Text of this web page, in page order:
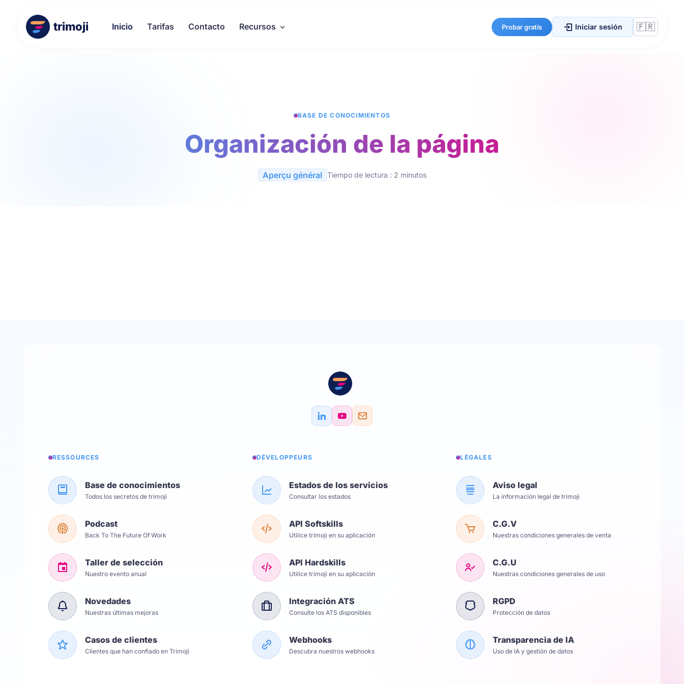
trimoji Inicio Tarifas Contacto Recursos Probar gratis Iniciar sesión
BASE DE CONOCIMIENTOS
Organización de la página
Aperçu général Tiempo de lectura : 2 minutos
RESSOURCES
Base de conocimientos
Todos los secretos de trimoji
Podcast
Back To The Future Of Work
Taller de selección
Nuestro evento anual
Novedades
Nuestras últimas mejoras
Casos de clientes
Clientes que han confiado en Trimoji
DÉVELOPPEURS
Estados de los servicios
Consultar los estados
API Softskills
Utilice trimoji en su aplicación
API Hardskills
Utilice trimoji en su aplicación
Integración ATS
Consulte los ATS disponibles
Webhooks
Descubra nuestros webhooks
LÉGALES
Aviso legal
La información legal de trimoji
C.G.V
Nuestras condiciones generales de venta
C.G.U
Nuestras condiciones generales de uso
RGPD
Protección de datos
Transparencia de IA
Uso de IA y gestión de datos